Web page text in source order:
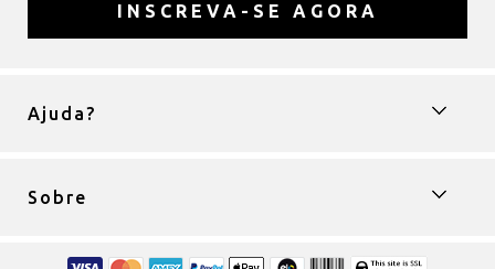
INSCREVA-SE AGORA
Ajuda?
Sobre